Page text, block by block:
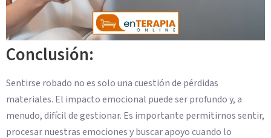
Conclusión:
Sentirse robado no es solo una cuestión de pérdidas
materiales. El impacto emocional puede ser profundo y, a
menudo, difícil de gestionar. Es importante permitirnos sentir,
procesar nuestras emociones y buscar apoyo cuando lo